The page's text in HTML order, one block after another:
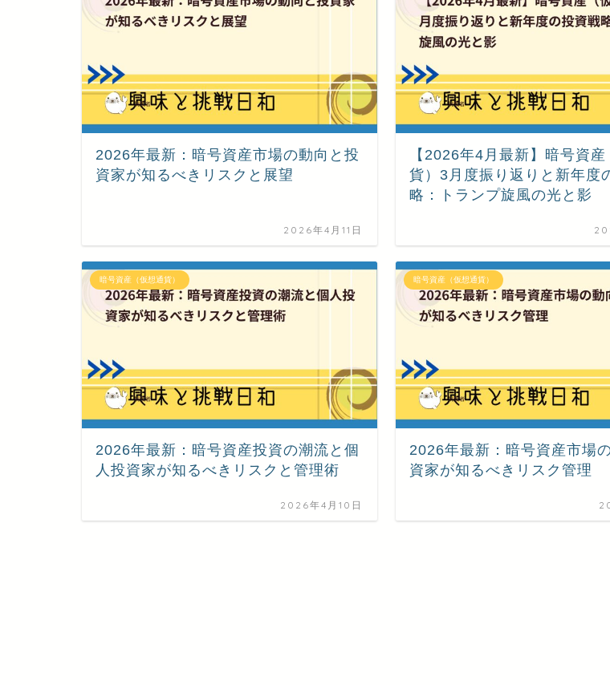
2026年最新：暗号資産市場の動向と投
資家が知るべきリスクと展望
2026年4月11日
【2026年4月最新】暗号資産
貨）3月度振り返りと新年度
略：トランプ旋風の光と影
暗号資産（仮想通貨）
2026年最新：暗号資産投資の潮流と個
人投資家が知るべきリスクと管理術
2026年4月10日
暗号資産（仮想通貨）
2026年最新：暗号資産市場
資家が知るべきリスク管理